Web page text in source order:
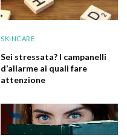
SKINCARE
Sei stressata? I campanelli
d’allarme ai quali fare
attenzione